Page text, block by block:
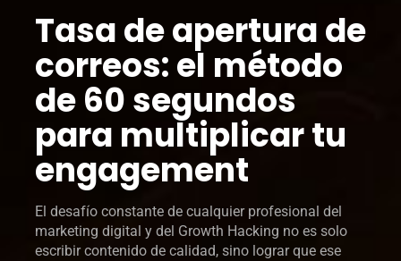
Tasa de apertura de
correos: el método
de 60 segundos
para multiplicar tu
engagement
El desafío constante de cualquier profesional del
marketing digital y del Growth Hacking no es solo
escribir contenido de calidad, sino lograr que ese